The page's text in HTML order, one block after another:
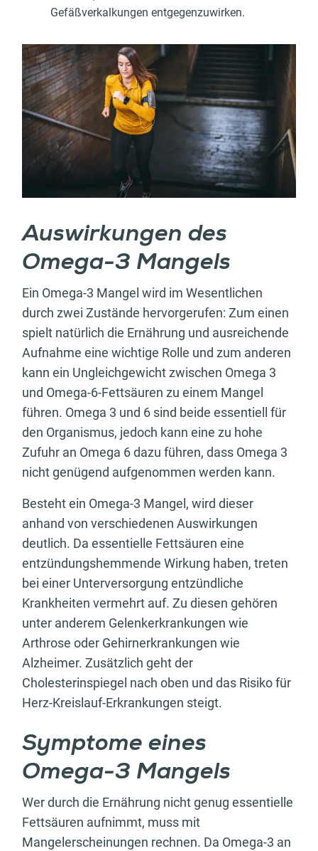
Gefäßverkalkungen entgegenzuwirken.
Auswirkungen des
Omega-3 Mangels
Ein Omega-3 Mangel wird im Wesentlichen
durch zwei Zustände hervorgerufen: Zum einen
spielt natürlich die Ernährung und ausreichende
Aufnahme eine wichtige Rolle und zum anderen
kann ein Ungleichgewicht zwischen Omega 3
und Omega-6-Fettsäuren zu einem Mangel
führen. Omega 3 und 6 sind beide essentiell für
den Organismus, jedoch kann eine zu hohe
Zufuhr an Omega 6 dazu führen, dass Omega 3
nicht genügend aufgenommen werden kann.
Besteht ein Omega-3 Mangel, wird dieser
anhand von verschiedenen Auswirkungen
deutlich. Da essentielle Fettsäuren eine
entzündungshemmende Wirkung haben, treten
bei einer Unterversorgung entzündliche
Krankheiten vermehrt auf. Zu diesen gehören
unter anderem Gelenkerkrankungen wie
Arthrose oder Gehirnerkrankungen wie
Alzheimer. Zusätzlich geht der
Cholesterinspiegel nach oben und das Risiko für
Herz-Kreislauf-Erkrankungen steigt.
Symptome eines
Omega-3 Mangels
Wer durch die Ernährung nicht genug essentielle
Fettsäuren aufnimmt, muss mit
Mangelerscheinungen rechnen. Da Omega-3 an